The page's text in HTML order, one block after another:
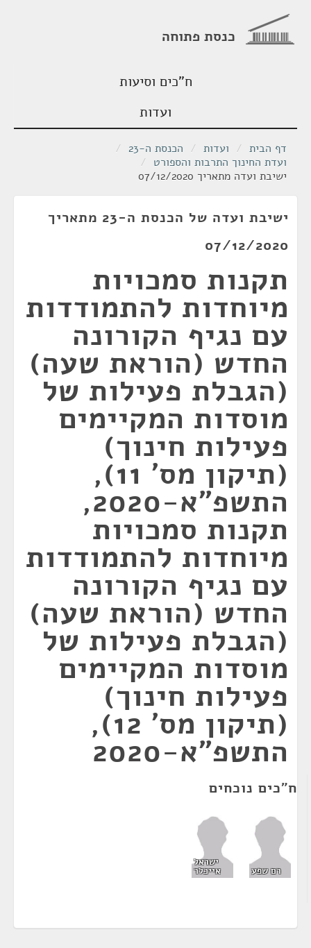
כנסת פתוחה
ח"כים וסיעות
ועדות
דף הבית / ועדות / הכנסת ה-23
/
ועדת החינוך התרבות והספורט /
ישיבת ועדה מתאריך 07/12/2020
ישיבת ועדה של הכנסת ה-23 מתאריך
07/12/2020
תקנות סמכויות
מיוחדות להתמודדות
עם נגיף הקורונה
החדש (הוראת שעה)
(הגבלת פעילות של
מוסדות המקיימים
פעילות חינוך)
(תיקון מס' 11),
התשפ"א-2020,
תקנות סמכויות
מיוחדות להתמודדות
עם נגיף הקורונה
החדש (הוראת שעה)
(הגבלת פעילות של
מוסדות המקיימים
פעילות חינוך)
(תיקון מס' 12),
התשפ"א-2020
ח"כים נוכחים
רם שפע
ישראל
אייכלר